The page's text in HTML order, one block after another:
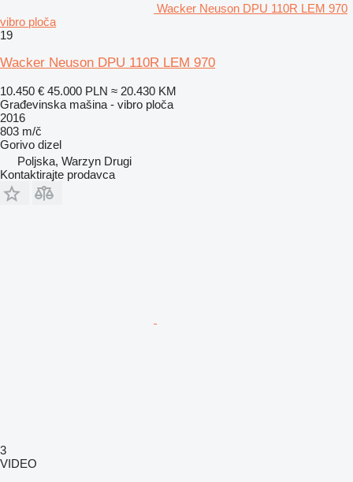
Wacker Neuson DPU 110R LEM 970
vibro ploča
19
Wacker Neuson DPU 110R LEM 970
10.450 € 45.000 PLN ≈ 20.430 KM
Građevinska mašina - vibro ploča
2016
803 m/č
Gorivo dizel
Poljska, Warzyn Drugi
Kontaktirajte prodavca
3
VIDEO